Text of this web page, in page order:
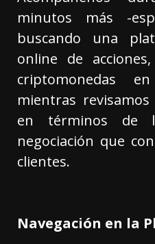
minutos más -
buscando una
online de
criptomonedas
mientras revisamos
en términos de
negociación que
clientes.
Navegación en la